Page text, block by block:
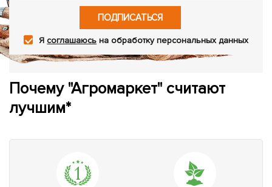
ПОДПИСАТЬСЯ
Ясоглашаюсь на обработку персональных данных
Почему "Агромаркет" считают
лучшим*